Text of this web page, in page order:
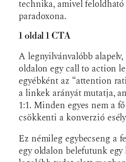
technika, amivel feloldható
paradoxona.
1 oldal 1 CTA
A legnyilvánvalóbb
oldalon egy call to action
egyébként az “attention
a linkek arányát mutatja,
1:1. Minden egyes nem a
csökkenti a konverzió
Ez némileg egybecseng a
egy oldalon belefutunk